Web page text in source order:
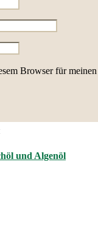
Browser für meinen
und Algenöl